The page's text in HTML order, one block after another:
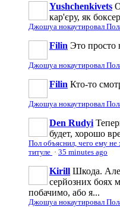
Yushchenkivets
кар'єру, як
Джошуа нокаутировал
Filin Это просто
Джошуа нокаутировал
Filin Кто-то
Джошуа нокаутировал
Den Rudyi
будет, хорошо
Пол объяснил, чего ему
титуле · 35 minutes ago
Kirill Шкода. Але
серйозних боях
побачимо, або я...
Джошуа нокаутировал